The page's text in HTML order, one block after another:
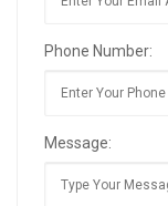
Phone Number:
Message: